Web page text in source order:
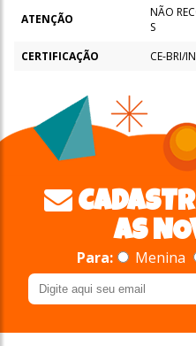
ATENÇÃO
NÃO
S
CERTIFICAÇÃO
CE-BRI/
AS
Para: Menina